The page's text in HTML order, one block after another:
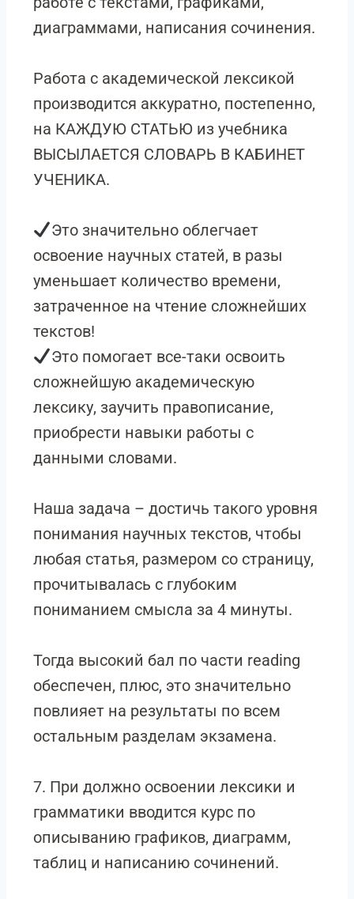
диаграммами, написания сочинения.
Работа с академической лексикой
производится аккуратно, постепенно,
на КАЖДУЮ СТАТЬЮ из учебника
ВЫСЫЛАЕТСЯ СЛОВАРЬ В КАБИНЕТ
УЧЕНИКА.
Это значительно облегчает
освоение научных статей, в разы
уменьшает количество времени,
затраченное на чтение сложнейших
текстов!
Это помогает все-таки освоить
сложнейшую академическую
лексику, заучить правописание,
приобрести навыки работы с
данными словами.
Наша задача – достичь такого уровня
понимания научных текстов, чтобы
любая статья, размером со страницу,
прочитывалась с глубоким
пониманием смысла за 4 минуты.
Тогда высокий бал по части reading
обеспечен, плюс, это значительно
повлияет на результаты по всем
остальным разделам экзамена.
7. При должно освоении лексики и
грамматики вводится курс по
описыванию графиков, диаграмм,
таблиц и написанию сочинений.